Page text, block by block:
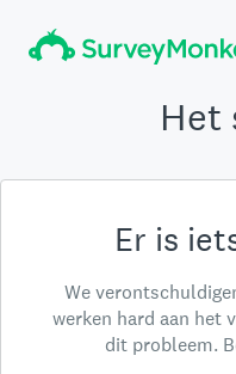
Het
Er is
We
werken hard aan het
dit probleem.